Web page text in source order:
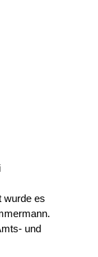
wurde es
und